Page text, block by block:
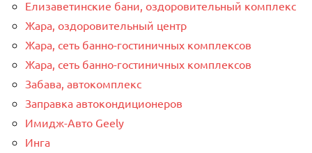
Елизаветинские бани, оздоровительный комплекс
Жара, оздоровительный центр
Жара, сеть банно-гостиничных комплексов
Жара, сеть банно-гостиничных комплексов
Забава, автокомплекс
Заправка автокондиционеров
Имидж-Авто Geely
Инга